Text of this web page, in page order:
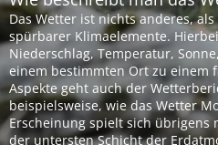
Das Wetter ist nichts anderes,
spürbarer Klimaelemente.
Niederschlag, Temperatur,
einem bestimmten Ort zu einem
Aspekte geht auch der
beispielsweise, wie das Wetter
Erscheinung spielt sich übrigens
der untersten Schicht der